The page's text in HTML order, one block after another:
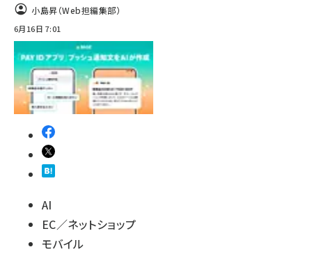
小島昇（Web担編集部）
6月16日 7:01
AI
EC／ネットショップ
モバイル